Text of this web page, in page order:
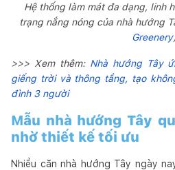
Hệ thống làm mát đa dạng, linh
trạng nắng nóng của nhà hướng
Greenery
>>> Xem thêm: Nhà hướng Tây
giếng trời và thông tầng, tạo
đình 3 người
Mẫu nhà hướng Tây
nhờ thiết kế tối ưu
Nhiều căn nhà hướng Tây ngày